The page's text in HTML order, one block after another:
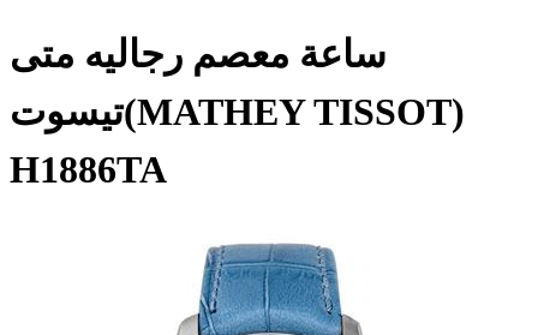
ساعة معصم رجالیه متی
تیسوت(MATHEY TISSOT)
H1886TA